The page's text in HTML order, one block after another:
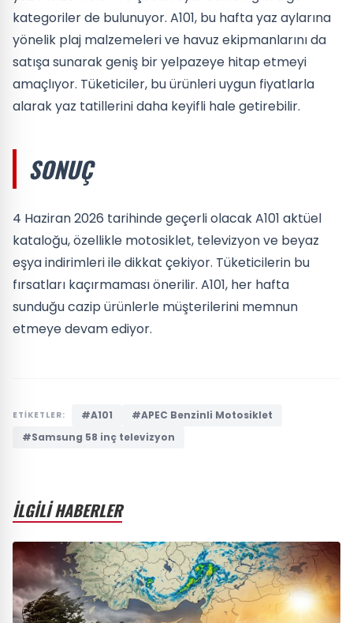
kategoriler de bulunuyor. A101, bu hafta yaz aylarına
yönelik plaj malzemeleri ve havuz ekipmanlarını da
satışa sunarak geniş bir yelpazeye hitap etmeyi
amaçlıyor. Tüketiciler, bu ürünleri uygun fiyatlarla
alarak yaz tatillerini daha keyifli hale getirebilir.
SONUÇ
4 Haziran 2026 tarihinde geçerli olacak A101 aktüel
kataloğu, özellikle motosiklet, televizyon ve beyaz
eşya indirimleri ile dikkat çekiyor. Tüketicilerin bu
fırsatları kaçırmaması önerilir. A101, her hafta
sunduğu cazip ürünlerle müşterilerini memnun
etmeye devam ediyor.
ETİKETLER: #A101
#APEC Benzinli Motosiklet
#Samsung 58 inç televizyon
İLGİLİ HABERLER